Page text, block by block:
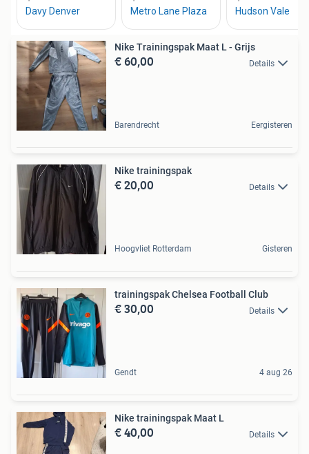
Nike Trainingspak Maat L - Grijs
€ 60,00 Details
Barendrecht Eergisteren
Nike trainingspak
€ 20,00 Details
Hoogvliet Rotterdam Gisteren
trainingspak Chelsea Football Club
€ 30,00 Details
Gendt 4 aug 26
Nike trainingspak Maat L
€ 40,00 Details